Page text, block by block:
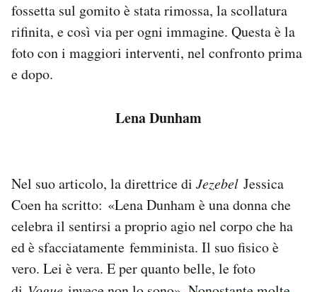
fossetta sul gomito è stata rimossa, la scollatura
rifinita, e così via per ogni immagine. Questa è la
foto con i maggiori interventi, nel confronto prima
e dopo.
Lena Dunham
Nel suo articolo, la direttrice di Jezebel Jessica
Coen ha scritto: «Lena Dunham è una donna che
celebra il sentirsi a proprio agio nel corpo che ha
ed è sfacciatamente femminista. Il suo fisico è
vero. Lei è vera. E per quanto belle, le foto